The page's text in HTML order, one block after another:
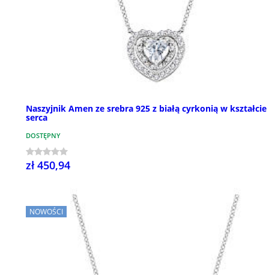
Naszyjnik Amen ze srebra 925 z białą cyrkonią w kształcie
serca
DOSTĘPNY
zł 450,94
NOWOŚCI